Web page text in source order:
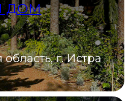
ДОМ
г. Истра